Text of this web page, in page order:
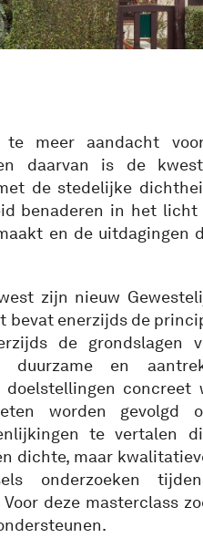
meer aandacht
daarvan is de
de stedelijke
benaderen in het licht
en de uitdagingen
zijn nieuw
bevat enerzijds de
de grondslagen
duurzame en
concreet
worden gevolgd
te vertalen
dichte, maar
onderzoeken
deze masterclass